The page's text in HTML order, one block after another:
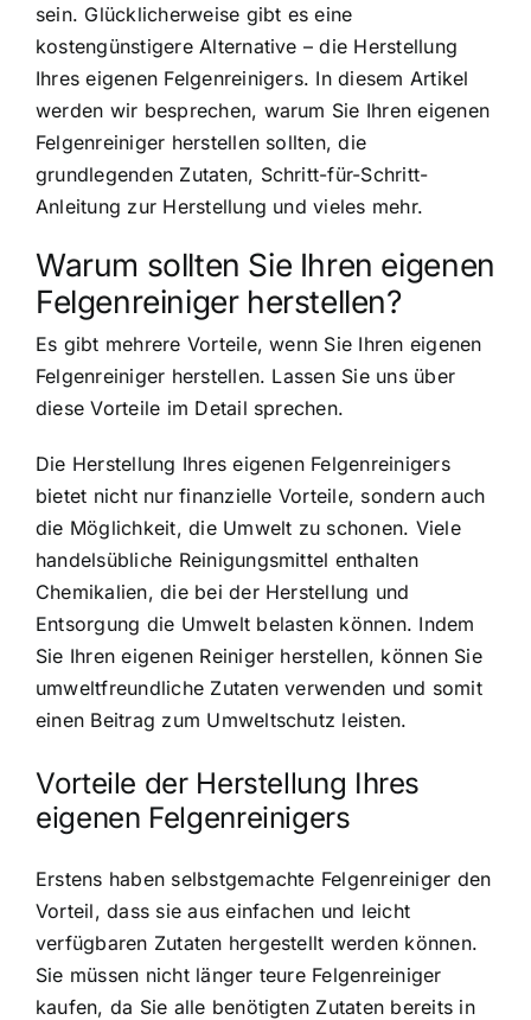
sein. Glücklicherweise gibt es eine
kostengünstigere Alternative – die Herstellung
Ihres eigenen Felgenreinigers. In diesem Artikel
werden wir besprechen, warum Sie Ihren eigenen
Felgenreiniger herstellen sollten, die
grundlegenden Zutaten, Schritt-für-Schritt-
Anleitung zur Herstellung und vieles mehr.
Warum sollten Sie Ihren eigenen
Felgenreiniger herstellen?
Es gibt mehrere Vorteile, wenn Sie Ihren eigenen
Felgenreiniger herstellen. Lassen Sie uns über
diese Vorteile im Detail sprechen.
Die Herstellung Ihres eigenen Felgenreinigers
bietet nicht nur finanzielle Vorteile, sondern auch
die Möglichkeit, die Umwelt zu schonen. Viele
handelsübliche Reinigungsmittel enthalten
Chemikalien, die bei der Herstellung und
Entsorgung die Umwelt belasten können. Indem
Sie Ihren eigenen Reiniger herstellen, können Sie
umweltfreundliche Zutaten verwenden und somit
einen Beitrag zum Umweltschutz leisten.
Vorteile der Herstellung Ihres
eigenen Felgenreinigers
Erstens haben selbstgemachte Felgenreiniger den
Vorteil, dass sie aus einfachen und leicht
verfügbaren Zutaten hergestellt werden können.
Sie müssen nicht länger teure Felgenreiniger
kaufen, da Sie alle benötigten Zutaten bereits in